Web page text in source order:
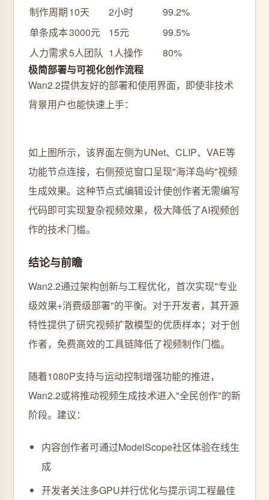
制作周期10天 2小时
99.2%
单条成本3000元 15元
99.5%
人力需求5人团队 1人操作
80%
极简部署与可视化创作流程
Wan2.2提供友好的部署和使用界面，即使非技术
背景用户也能快速上手：
如上图所示，该界面左侧为UNet、CLIP、VAE等
功能节点连接，右侧预览窗口呈现"海洋岛屿"视频
生成效果。这种节点式编辑设计使创作者无需编写
代码即可实现复杂视频效果，极大降低了AI视频创
作的技术门槛。
结论与前瞻
Wan2.2通过架构创新与工程优化，首次实现"专业
级效果+消费级部署"的平衡。对于开发者，其开源
特性提供了研究视频扩散模型的优质样本；对于创
作者，免费高效的工具链降低了视频制作门槛。
随着1080P支持与运动控制增强功能的推进，
Wan2.2或将推动视频生成技术进入"全民创作"的新
阶段。建议：
内容创作者可通过ModelScope社区体验在线生
成
开发者关注多GPU并行优化与提示词工程最佳